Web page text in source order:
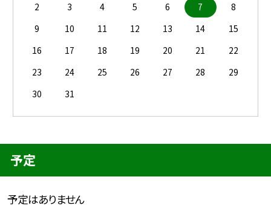
2
3 4 5 6 7
8
9
10 11 12 13 14
15
16
17 18 19 20 21
22
23
24 25 26 27 28
29
30
31
予定
予定はありません